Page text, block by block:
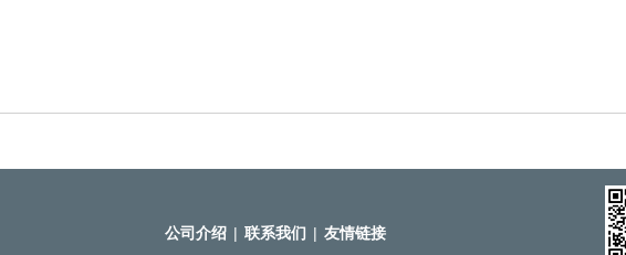
公司介绍 | 联系我们 | 友情链接